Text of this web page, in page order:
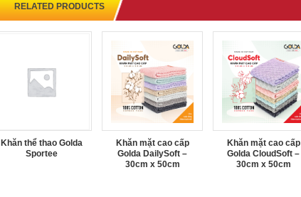
RELATED PRODUCTS
Khăn thể thao Golda
Sportee
Khăn mặt cao cấp
Golda DailySoft –
30cm x 50cm
Khăn mặt cao cấp
Golda CloudSoft –
30cm x 50cm